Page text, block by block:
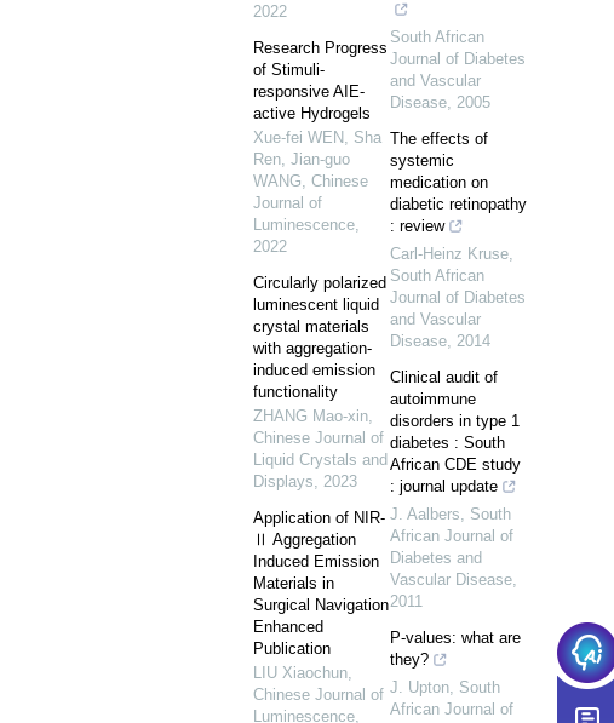
2022
Research Progress
of Stimuli-
responsive AIE-
active Hydrogels
Xue-fei WEN, Sha
Ren, Jian-guo
WANG, Chinese
Journal of
Luminescence,
2022
Circularly polarized
luminescent liquid
crystal materials
with aggregation-
induced emission
functionality
ZHANG Mao-xin,
Chinese Journal of
Liquid Crystals and
Displays, 2023
Application of NIR-
Ⅱ Aggregation
Induced Emission
Materials in
Surgical Navigation
Enhanced
Publication
LIU Xiaochun,
Chinese Journal of
Luminescence,
South African
Journal of Diabetes
and Vascular
Disease, 2005
The effects of
systemic
medication on
diabetic retinopathy
: review
Carl-Heinz Kruse,
South African
Journal of Diabetes
and Vascular
Disease, 2014
Clinical audit of
autoimmune
disorders in type 1
diabetes : South
African CDE study
: journal update
J. Aalbers, South
African Journal of
Diabetes and
Vascular Disease,
2011
P-values: what are
they?
J. Upton, South
African Journal of